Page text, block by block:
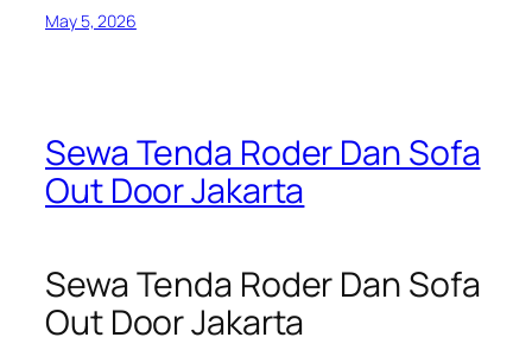
May 5, 2026
Sewa Tenda Roder Dan Sofa
Out Door Jakarta
Sewa Tenda Roder Dan Sofa
Out Door Jakarta